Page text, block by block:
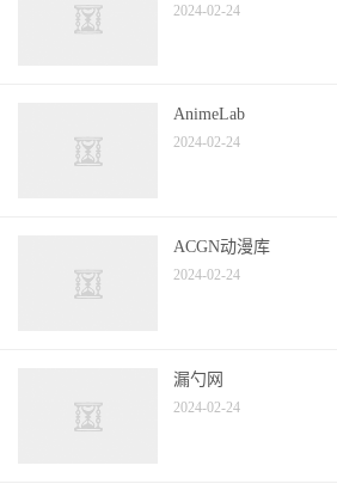
2024-02-24
AnimeLab
2024-02-24
ACGN动漫库
2024-02-24
漏勺网
2024-02-24